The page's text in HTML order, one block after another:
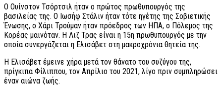
Ο Ουίνστον Τσόρτσιλ ήταν ο πρώτος πρωθυπουργός της
βασιλείας της. Ο Ιωσήφ Στάλιν ήταν τότε ηγέτης της Σοβιετικής
Ένωσης, ο Χάρι Τρούμαν ήταν πρόεδρος των ΗΠΑ, ο Πόλεμος της
Κορέας μαινόταν. Η Λιζ Τρας είναι η 15η πρωθυπουργός με την
οποία συνεργάζεται η Ελισάβετ στη μακροχρόνια θητεία της.
Η Ελισάβετ έμεινε χήρα μετά τον θάνατο του συζύγου της,
πρίγκιπα Φίλιππου, τον Απρίλιο του 2021, λίγο πριν συμπληρώσει
έναν αιώνα ζωής.